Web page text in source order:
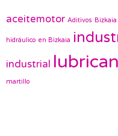
aceitemotor Aditivos Bizkaia
hidráulico en Bizkaia
industrial
martillo